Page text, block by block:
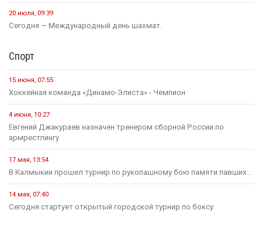
20 июля, 09:39
Сегодня — Международный день шахмат.
Спорт
15 июня, 07:55
Хоккейная команда «Динамо-Элиста» - Чемпион
4 июня, 10:27
Евгений Джакураев назначен тренером сборной России по
армрестлингу
17 мая, 13:54
В Калмыкии прошел турнир по рукопашному бою памяти павших...
14 мая, 07:40
Сегодня стартует открытый городской турнир по боксу